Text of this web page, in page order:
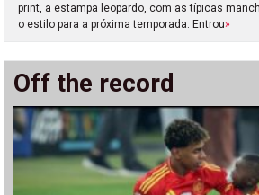
print, a estampa leopardo, com as típicas
o estilo para a próxima temporada. Entrou»
Off the record